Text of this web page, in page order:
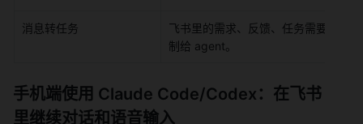
消息转任务
飞书里的需求、反馈、任务需要手动复
制给 agent。
手机端使用 Claude Code/Codex：在飞书
里继续对话和语音输入